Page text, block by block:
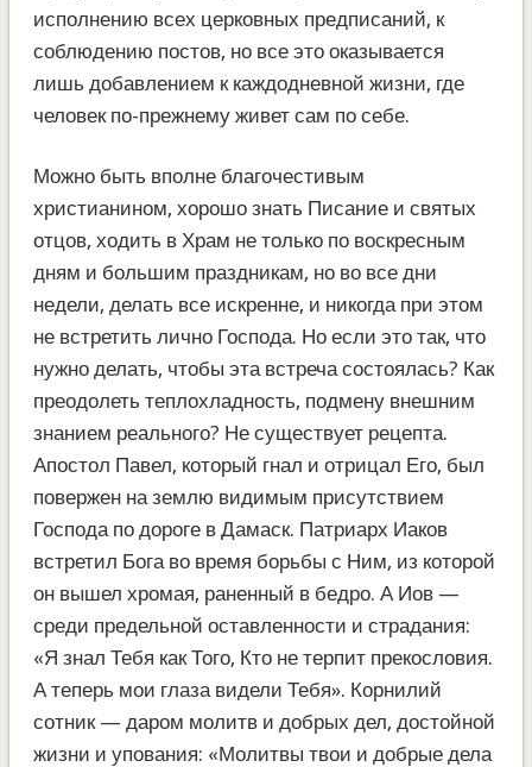
исполнению всех церковных предписаний, к
соблюдению постов, но все это оказывается
лишь добавлением к каждодневной жизни, где
человек по-прежнему живет сам по себе.
Можно быть вполне благочестивым
христианином, хорошо знать Писание и святых
отцов, ходить в Храм не только по воскресным
дням и большим праздникам, но во все дни
недели, делать все искренне, и никогда при этом
не встретить лично Господа. Но если это так, что
нужно делать, чтобы эта встреча состоялась? Как
преодолеть теплохладность, подмену внешним
знанием реального? Не существует рецепта.
Апостол Павел, который гнал и отрицал Его, был
повержен на землю видимым присутствием
Господа по дороге в Дамаск. Патриарх Иаков
встретил Бога во время борьбы с Ним, из которой
он вышел хромая, раненный в бедро. А Иов —
среди предельной оставленности и страдания:
«Я знал Тебя как Того, Кто не терпит прекословия.
А теперь мои глаза видели Тебя». Корнилий
сотник — даром молитв и добрых дел, достойной
жизни и упования: «Молитвы твои и добрые дела